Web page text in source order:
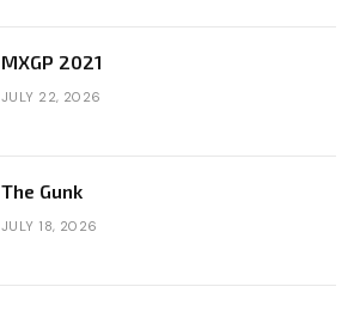
MXGP 2021
JULY 22, 2026
The Gunk
JULY 18, 2026